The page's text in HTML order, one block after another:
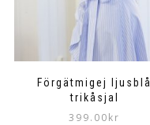
Förgätmigej ljusblå
trikåsjal
399.00kr